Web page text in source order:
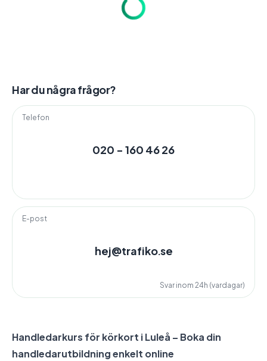
Har du några frågor?
Telefon
020 - 160 46 26
E-post
hej@trafiko.se
Svar inom 24h (vardagar)
Handledarkurs för körkort i Luleå – Boka din
handledarutbildning enkelt online